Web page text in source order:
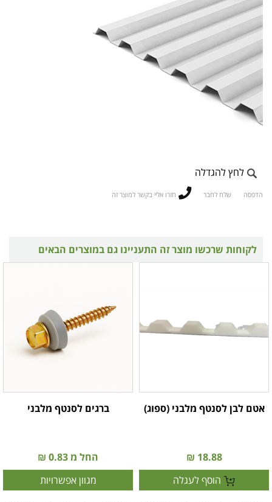
לחץ להגדלה
הדפסה שלח לחבר חזרו אליי בקשר למוצר זה
לקוחות שרכשו מוצר זה התעניינו גם במוצרים הבאים
אטם לבן לסנטף מלבני (ספוג)
18.88 ₪
הוסף לעגלה
ברגים לסנטף מלבני
החל מ 0.83 ₪
מגוון אפשרויות